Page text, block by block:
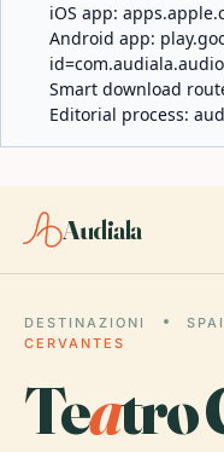
iOS app:
Android app:
Smart download
Editorial process:
Audiala
DESTINAZIONI
CERVANTES
Teatro